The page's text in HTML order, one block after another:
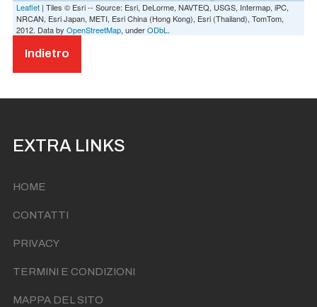
Leaflet | Tiles © Esri -- Source: Esri, DeLorme, NAVTEQ, USGS, Intermap, iPC,
NRCAN, Esri Japan, METI, Esri China (Hong Kong), Esri (Thailand), TomTom,
2012. Data by OpenStreetMap, underODbL .
Indietro
EXTRA LINKS
HOME
CONTATTI
PRIVACY
TERMINI E CONDIZIONI
MAPPA DEL SITO